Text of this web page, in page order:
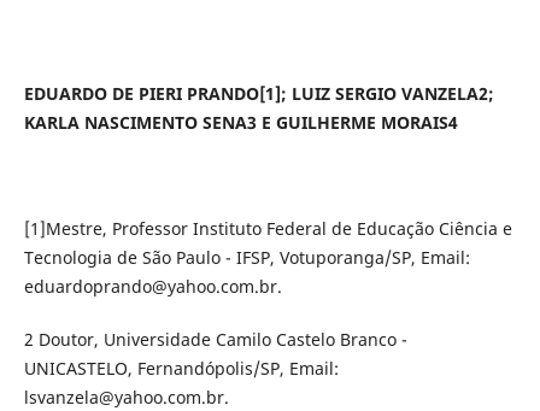
EDUARDO DE PIERI PRANDO[1]; LUIZ SERGIO VANZELA2;
KARLA NASCIMENTO SENA3 E GUILHERME MORAIS4
[1]Mestre, Professor Instituto Federal de Educação Ciência e
Tecnologia de São Paulo - IFSP, Votuporanga/SP, Email:
eduardoprando@yahoo.com.br.
2 Doutor, Universidade Camilo Castelo Branco -
UNICASTELO, Fernandópolis/SP, Email:
lsvanzela@yahoo.com.br.